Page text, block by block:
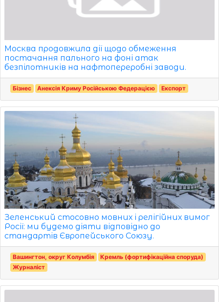
Москва продовжила дії щодо обмеження
постачання пального на фоні атак
безпілотників на нафтопереробні заводи.
Бізнес Анексія Криму Російською Федерацією Експорт
Зеленський стосовно мовних і релігійних вимог
Росії: ми будемо діяти відповідно до
стандартів Європейського Союзу.
Вашингтон, округ Колумбія
Кремль (фортифікаційна споруда)
Журналіст